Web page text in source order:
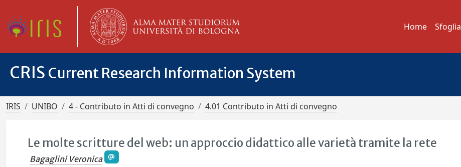
Home Sfoglia
CRIS Current Research Information System
IRIS UNIBO 4 - Contributo in Atti di convegno 4.01 Contributo in Atti di convegno
Le molte scritture del web: un approccio didattico alle varietà tramite la rete
Bagaglini Veronica